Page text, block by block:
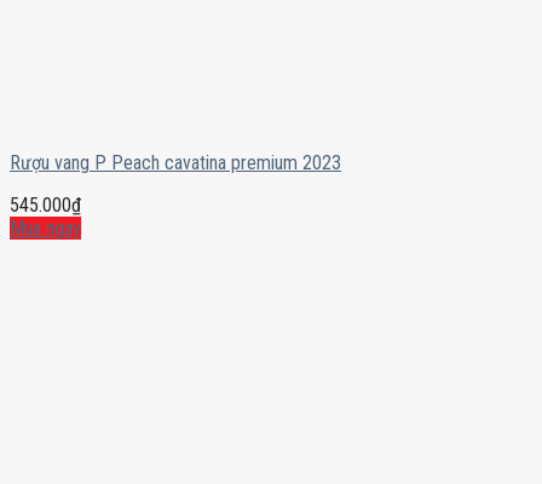
Rượu vang P Peach cavatina premium 2023
545.000₫
Mua ngay